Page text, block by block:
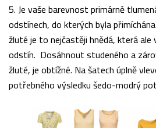
5. Je vaše barevnost primárně
odstínech, do kterých byla
žluté je to nejčastěji hnědá, která
odstín. Dosáhnout studeného a
žluté, je obtížné. Na šatech úplně
potřebného výsledku šedo-modrý